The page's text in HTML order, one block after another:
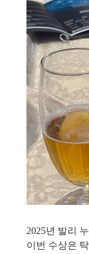
2025년 발리
이번 수상은